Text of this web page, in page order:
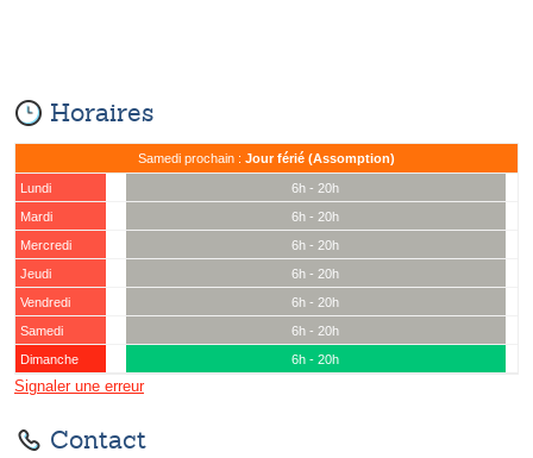
Horaires
Samedi prochain : Jour férié (Assomption)
Lundi
6h - 20h
Mardi
6h - 20h
Mercredi
6h - 20h
Jeudi
6h - 20h
Vendredi
6h - 20h
Samedi
6h - 20h
Dimanche
6h - 20h
Signaler une erreur
Contact